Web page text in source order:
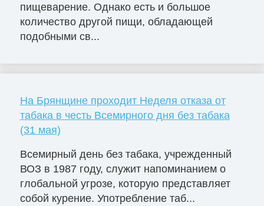
пищеварение. Однако есть и большое
количество другой пищи, обладающей
подобными св...
На Брянщине проходит Неделя отказа от
табака в честь Всемирного дня без табака
(31 мая)
Всемирный день без табака, учрежденный
ВОЗ в 1987 году, служит напоминанием о
глобальной угрозе, которую представляет
собой курение. Употребление таб...